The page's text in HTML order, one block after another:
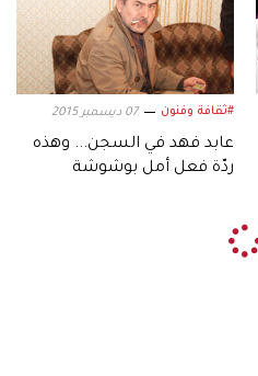
#ثقافة وفنون 07 ديسمبر 2015
عابد فهد في السجن... وهذه
ردّة فعل أمل بوشوشة